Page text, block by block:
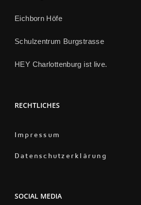
Eichborn Höfe
Schulzentrum Burgstrasse
HEY Charlottenburg ist live.
RECHTLICHES
Impressum
Datenschutzerklärung
SOCIAL MEDIA